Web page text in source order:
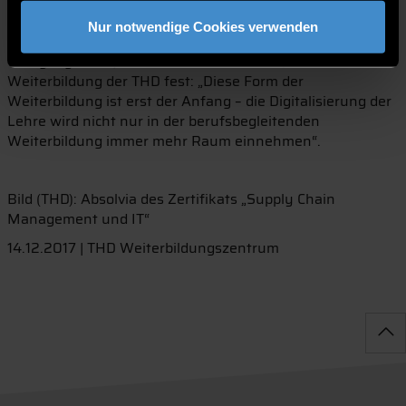
Nur notwendige Cookies verwenden
gefunden. Bei der Überreichung der Hochschulzertifikate
auf der Abschlussfeier am vergangenen Samstag stellte
Wolfgang Stern, Leiter des Instituts für Qualität und
Weiterbildung der THD fest: „Diese Form der
Weiterbildung ist erst der Anfang – die Digitalisierung der
Lehre wird nicht nur in der berufsbegleitenden
Weiterbildung immer mehr Raum einnehmen“.
Bild (THD): Absolvia des Zertifikats „Supply Chain
Management und IT“
14.12.2017 | THD Weiterbildungszentrum